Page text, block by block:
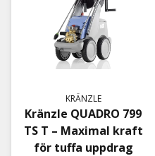
KRÄNZLE
Kränzle QUADRO 799
TS T – Maximal kraft
för tuffa uppdrag